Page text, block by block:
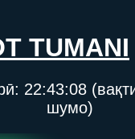
TUMANI
22:43:08
шумо)